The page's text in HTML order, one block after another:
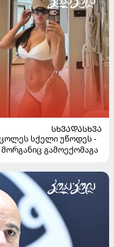
ᲡᲮᲕᲐᲓᲐᲡᲮᲕᲐ
სქელი უწოდეს -
გამოექომაგა